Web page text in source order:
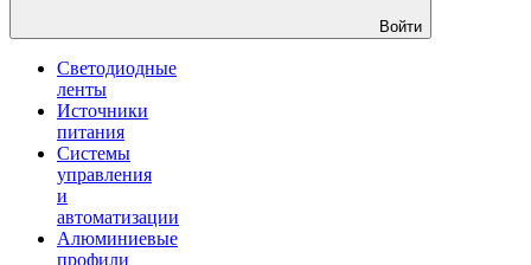
Войти
Светодиодные
ленты
Источники
питания
Системы
управления
и
автоматизации
Алюминиевые
профили